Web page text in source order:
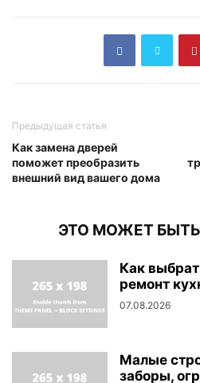
Предыдущая статья
Как замена дверей
поможет преобразить
внешний вид вашего дома
ЭТО МОЖЕТ
Как
ремонт
07.08.2026
Малые
заборы,